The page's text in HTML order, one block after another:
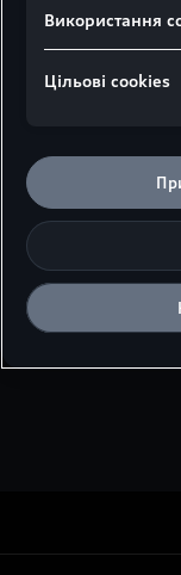
Вид збоку
¹Ширина
²Ширина
³Максимальна
⁴Висота
Розміри в
Вказано
Використання
Цільові сookies